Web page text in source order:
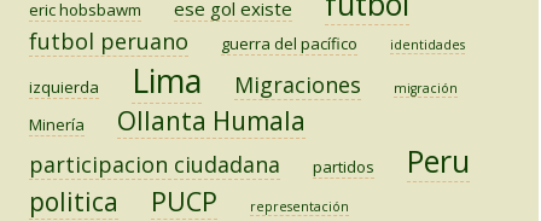
eric hobsbawm ese gol existe
futbol peruano guerra del pacífico identidades
izquierda Lima Migraciones migración
Minería Ollanta Humala
participacion ciudadana partidos Peru
politica PUCP representación